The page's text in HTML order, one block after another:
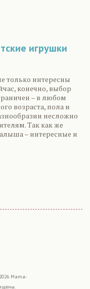
игрушки
только интересны
конечно, выбор
– в любом
возраста, пола и
несложно
Так как же
– интересные и
Mama-